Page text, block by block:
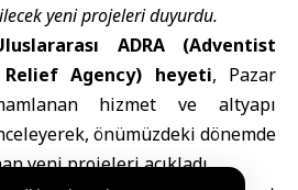
yeni projeleri duyurdu.
ADRA (Adventist
Agency) heyeti, Pazar
hizmet ve altyapı
önümüzdeki dönemde
yeni projeleri açıkladı.